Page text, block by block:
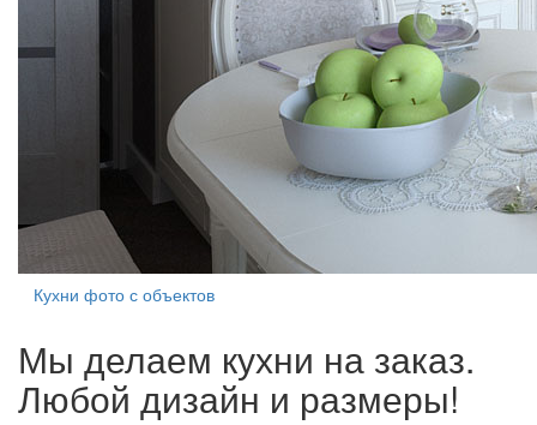
Кухни фото с объектов
Мы делаем кухни на заказ.
Любой дизайн и размеры!